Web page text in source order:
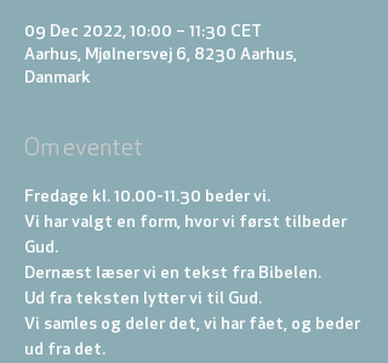
09 Dec 2022, 10:00 – 11:30 CET
Aarhus, Mjølnersvej 6, 8230 Aarhus,
Danmark
Om eventet
Fredage kl. 10.00-11.30 beder vi.
Vi har valgt en form, hvor vi først tilbeder
Gud.
Dernæst læser vi en tekst fra Bibelen.
Ud fra teksten lytter vi til Gud.
Vi samles og deler det, vi har fået, og beder
ud fra det.